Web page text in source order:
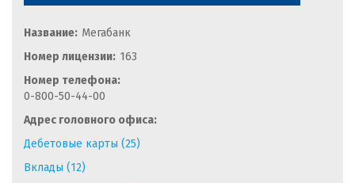
Название: Мегабанк
Номер лицензии: 163
Номер телефона:
0-800-50-44-00
Адрес головного офиса:
Дебетовые карты (25)
Вклады (12)